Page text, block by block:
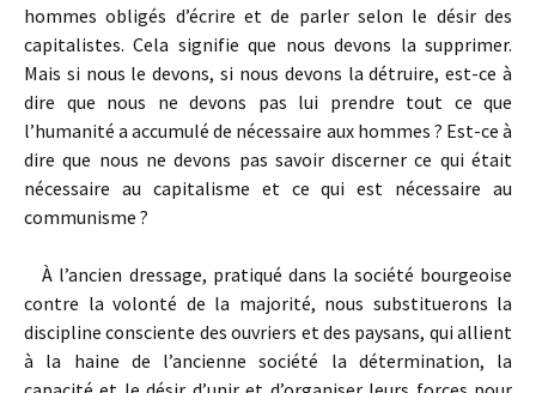
hommes obligés d’écrire et de parler selon le désir des
capitalistes. Cela signifie que nous devons la supprimer.
Mais si nous le devons, si nous devons la détruire, est-ce à
dire que nous ne devons pas lui prendre tout ce que
l’humanité a accumulé de nécessaire aux hommes ? Est-ce à
dire que nous ne devons pas savoir discerner ce qui était
nécessaire au capitalisme et ce qui est nécessaire au
communisme ?
À l’ancien dressage, pratiqué dans la société bourgeoise
contre la volonté de la majorité, nous substituerons la
discipline consciente des ouvriers et des paysans, qui allient
à la haine de l’ancienne société la détermination, la